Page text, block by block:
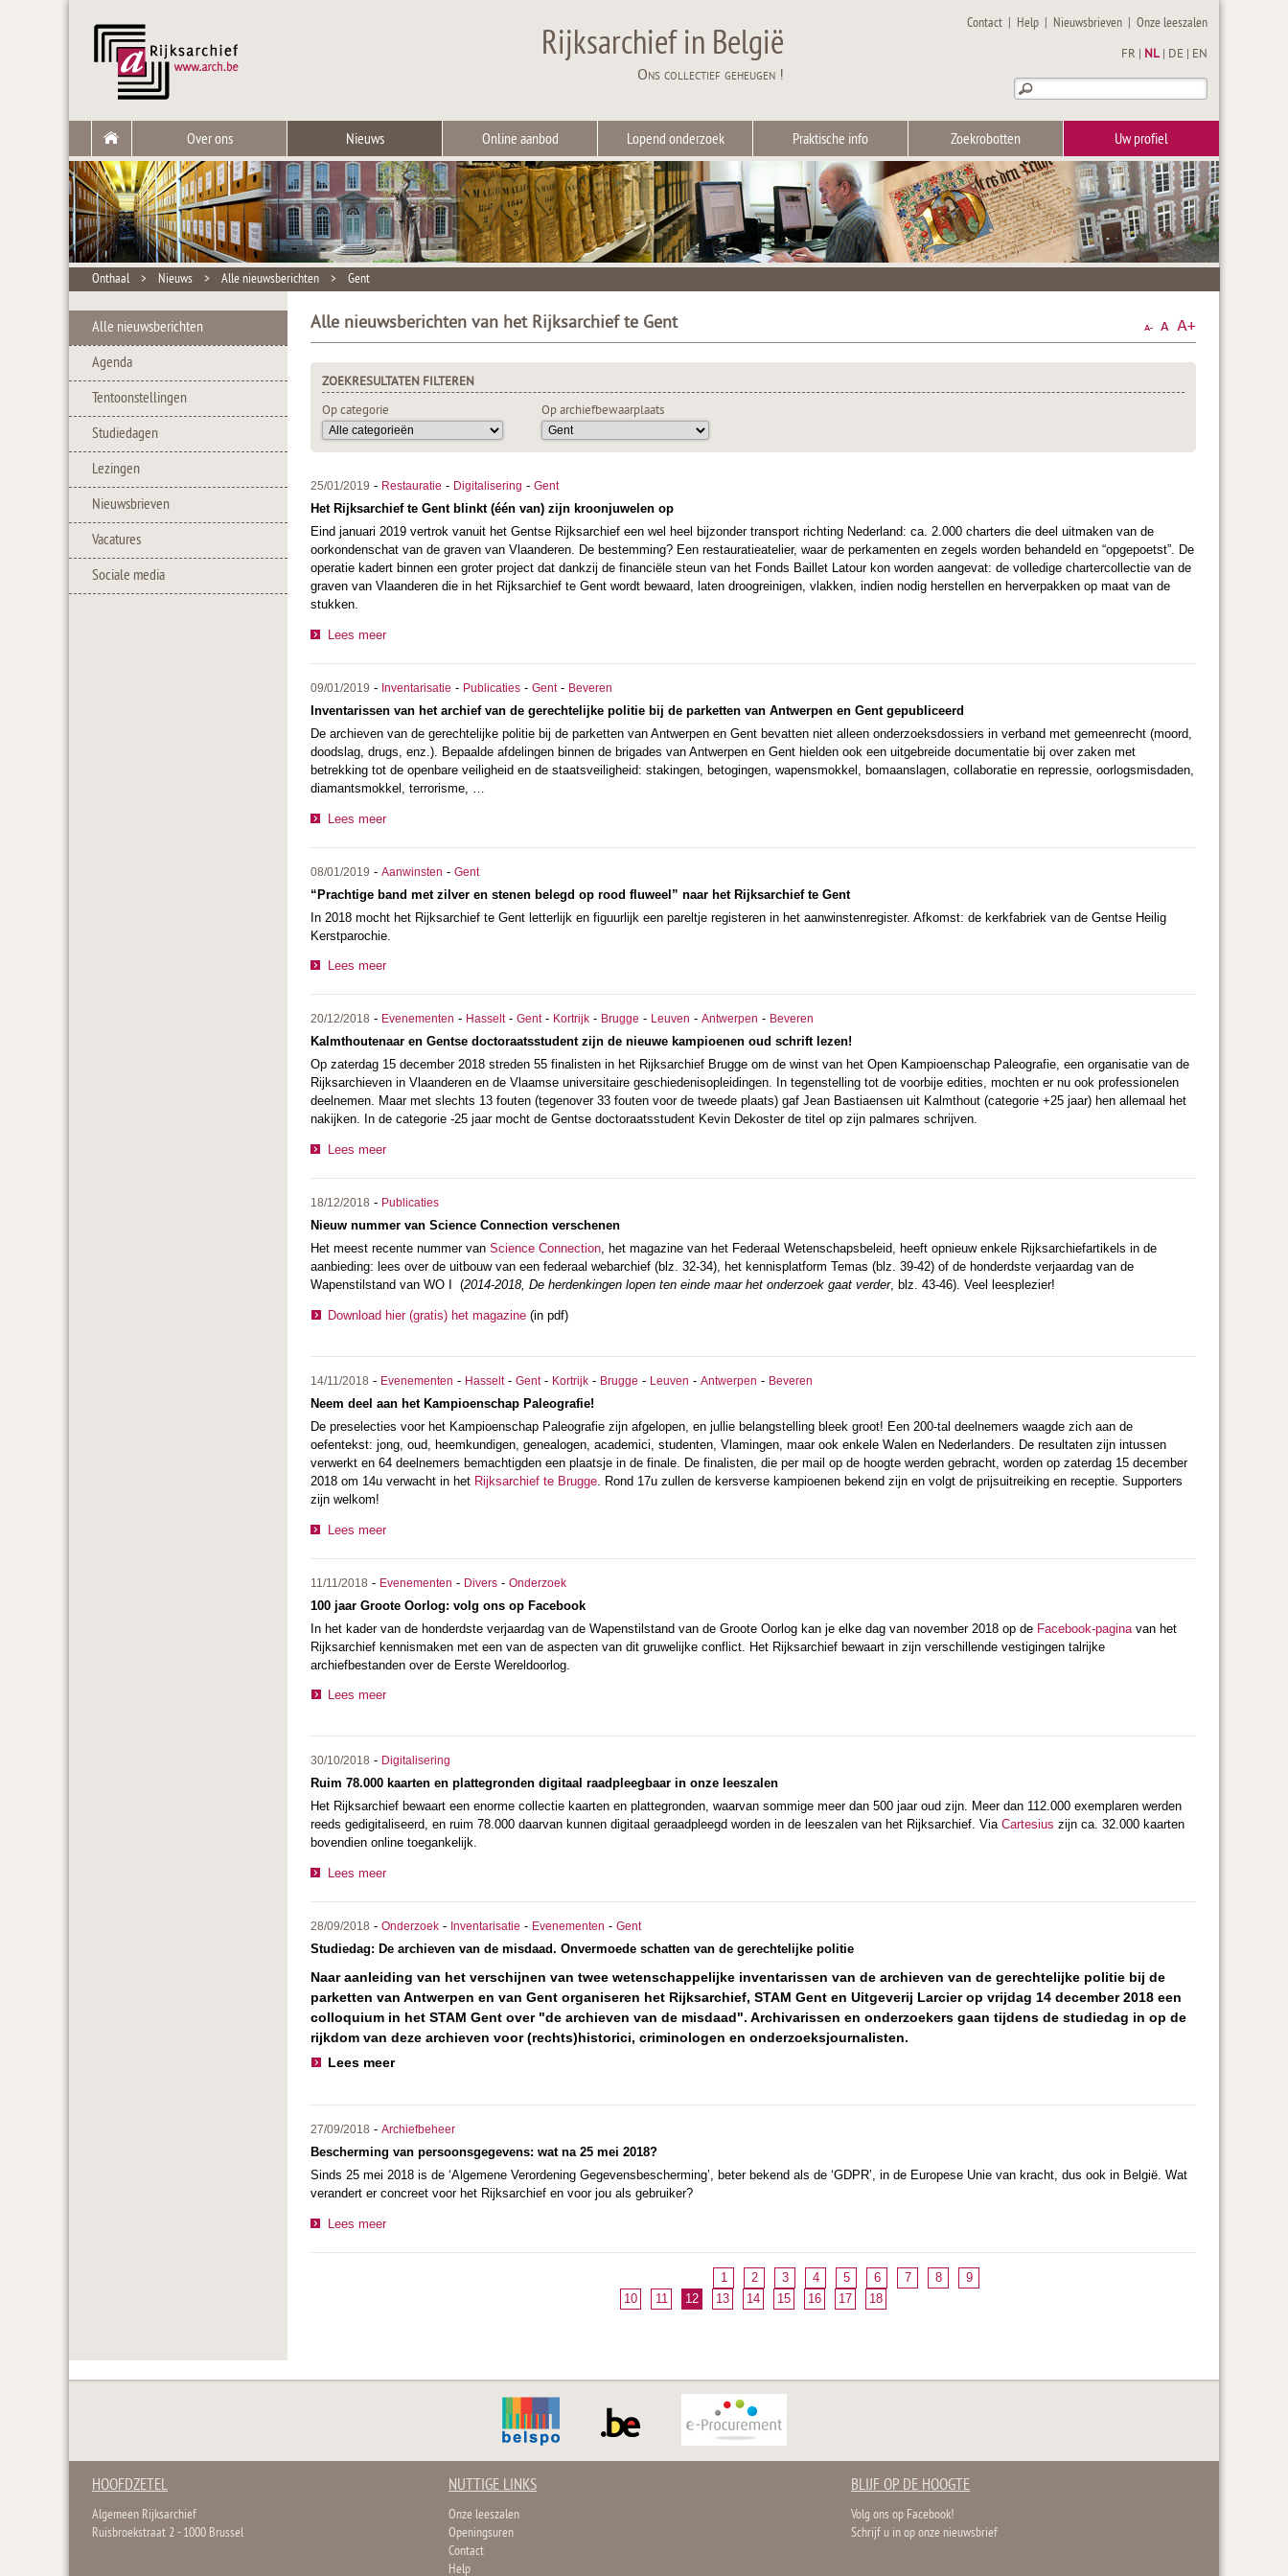
Rijksarchief in België
Ons collectief geheugen !
Contact | Help | Nieuwsbrieven |Onze leeszalen
FR NL DE EN
Over ons Nieuws Online aanbod Lopend onderzoek Praktische info Zoekrobotten Uw profiel
Onthaal > Nieuws > Alle nieuwsberichten > Gent
Alle nieuwsberichten
Agenda
Tentoonstellingen
Studiedagen
Lezingen
Nieuwsbrieven
Vacatures
Sociale media
Alle nieuwsberichten van het Rijksarchief te Gent
ZOEKRESULTATEN FILTEREN
Op categorie
Op archiefbewaarplaats
25/01/2019 - Restauratie - Digitalisering - Gent
Het Rijksarchief te Gent blinkt (één van) zijn kroonjuwelen op
Eind januari 2019 vertrok vanuit het Gentse Rijksarchief een wel heel bijzonder transport richting Nederland: ca. 2.000 charters die deel uitmaken van de
oorkondenschat van de graven van Vlaanderen. De bestemming? Een restauratieatelier, waar de perkamenten en zegels worden behandeld en “opgepoetst”. De
operatie kadert binnen een groter project dat dankzij de financiële steun van het Fonds Baillet Latour kon worden aangevat: de volledige chartercollectie van de
graven van Vlaanderen die in het Rijksarchief te Gent wordt bewaard, laten droogreinigen, vlakken, indien nodig herstellen en herverpakken op maat van de
stukken.
Lees meer
09/01/2019 - Inventarisatie - Publicaties - Gent- Beveren
Inventarissen van het archief van de gerechtelijke politie bij de parketten van Antwerpen en Gent gepubliceerd
De archieven van de gerechtelijke politie bij de parketten van Antwerpen en Gent bevatten niet alleen onderzoeksdossiers in verband met gemeenrecht (moord,
doodslag, drugs, enz.). Bepaalde afdelingen binnen de brigades van Antwerpen en Gent hielden ook een uitgebreide documentatie bij over zaken met
betrekking tot de openbare veiligheid en de staatsveiligheid: stakingen, betogingen, wapensmokkel, bomaanslagen, collaboratie en repressie, oorlogsmisdaden,
diamantsmokkel, terrorisme, …
Lees meer
08/01/2019 - Aanwinsten - Gent
“Prachtige band met zilver en stenen belegd op rood fluweel” naar het Rijksarchief te Gent
In 2018 mocht het Rijksarchief te Gent letterlijk en figuurlijk een pareltje registeren in het aanwinstenregister. Afkomst: de kerkfabriek van de Gentse Heilig
Kerstparochie.
Lees meer
20/12/2018 - Evenementen - Hasselt- Gent- Kortrijk - Brugge - Leuven - Antwerpen - Beveren
Kalmthoutenaar en Gentse doctoraatsstudent zijn de nieuwe kampioenen oud schrift lezen!
Op zaterdag 15 december 2018 streden 55 finalisten in het Rijksarchief Brugge om de winst van het Open Kampioenschap Paleografie, een organisatie van de
Rijksarchieven in Vlaanderen en de Vlaamse universitaire geschiedenisopleidingen. In tegenstelling tot de voorbije edities, mochten er nu ook professionelen
deelnemen. Maar met slechts 13 fouten (tegenover 33 fouten voor de tweede plaats) gaf Jean Bastiaensen uit Kalmthout (categorie +25 jaar) hen allemaal het
nakijken. In de categorie -25 jaar mocht de Gentse doctoraatsstudent Kevin Dekoster de titel op zijn palmares schrijven.
Lees meer
18/12/2018 - Publicaties
Nieuw nummer van Science Connection verschenen
Het meest recente nummer van Science Connection, het magazine van het Federaal Wetenschapsbeleid, heeft opnieuw enkele Rijksarchiefartikels in de
aanbieding: lees over de uitbouw van een federaal webarchief (blz. 32-34), het kennisplatform Temas (blz. 39-42) of de honderdste verjaardag van de
Wapenstilstand van WO I (2014-2018, De herdenkingen lopen ten einde maar het onderzoek gaat verder, blz. 43-46). Veel leesplezier!
Download hier (gratis) het magazine (in pdf)
14/11/2018 - Evenementen - Hasselt- Gent- Kortrijk - Brugge - Leuven - Antwerpen - Beveren
Neem deel aan het Kampioenschap Paleografie!
De preselecties voor het Kampioenschap Paleografie zijn afgelopen, en jullie belangstelling bleek groot! Een 200-tal deelnemers waagde zich aan de
oefentekst: jong, oud, heemkundigen, genealogen, academici, studenten, Vlamingen, maar ook enkele Walen en Nederlanders. De resultaten zijn intussen
verwerkt en 64 deelnemers bemachtigden een plaatsje in de finale. De finalisten, die per mail op de hoogte werden gebracht, worden op zaterdag 15 december
2018 om 14u verwacht in het Rijksarchief te Brugge . Rond 17u zullen de kersverse kampioenen bekend zijn en volgt de prijsuitreiking en receptie. Supporters
zijn welkom!
Lees meer
11/11/2018 - Evenementen - Divers - Onderzoek
100 jaar Groote Oorlog: volg ons op Facebook
In het kader van de honderdste verjaardag van de Wapenstilstand van de Groote Oorlog kan je elke dag van november 2018 op de Facebook-pagina van het
Rijksarchief kennismaken met een van de aspecten van dit gruwelijke conflict. Het Rijksarchief bewaart in zijn verschillende vestigingen talrijke
archiefbestanden over de Eerste Wereldoorlog.
Lees meer
30/10/2018 - Digitalisering
Ruim 78.000 kaarten en plattegronden digitaal raadpleegbaar in onze leeszalen
Het Rijksarchief bewaart een enorme collectie kaarten en plattegronden, waarvan sommige meer dan 500 jaar oud zijn. Meer dan 112.000 exemplaren werden
reeds gedigitaliseerd, en ruim 78.000 daarvan kunnen digitaal geraadpleegd worden in de leeszalen van het Rijksarchief. Via Cartesius zijn ca. 32.000 kaarten
bovendien online toegankelijk.
Lees meer
28/09/2018 - Onderzoek - Inventarisatie - Evenementen - Gent
Studiedag: De archieven van de misdaad. Onvermoede schatten van de gerechtelijke politie
Naar aanleiding van het verschijnen van twee wetenschappelijke inventarissen van de archieven van de gerechtelijke politie bij de
parketten van Antwerpen en van Gent organiseren het Rijksarchief, STAM Gent en Uitgeverij Larcier op vrijdag 14 december 2018 een
colloquium in het STAM Gent over "de archieven van de misdaad". Archivarissen en onderzoekers gaan tijdens de studiedag in op de
rijkdom van deze archieven voor (rechts)historici, criminologen en onderzoeksjournalisten.
Lees meer
27/09/2018 - Archiefbeheer
Bescherming van persoonsgegevens: wat na 25 mei 2018?
Sinds 25 mei 2018 is de ‘Algemene Verordening Gegevensbescherming’, beter bekend als de ‘GDPR’, in de Europese Unie van kracht, dus ook in België. Wat
verandert er concreet voor het Rijksarchief en voor jou als gebruiker?
Lees meer
1 2 3 4 5 6 7 8
9
10
11 12 13 14 15 16 17 18
HOOFDZETEL
Algemeen Rijksarchief
Ruisbroekstraat 2 - 1000 Brussel
NUTTIGE LINKS
Onze leeszalen
Openingsuren
Contact
Help
BLIJF OP DE HOOGTE
Volg ons op Facebook!
Schrijf u in op onze nieuwsbrief